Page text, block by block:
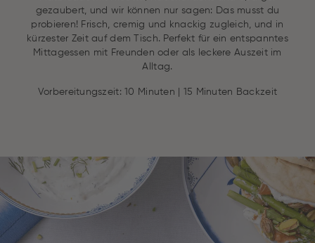
gezaubert, und wir können nur sagen: Das musst du
probieren! Frisch, cremig und knackig zugleich, und in
kürzester Zeit auf dem Tisch. Perfekt für ein entspanntes
Mittagessen mit Freunden oder als leckere Auszeit im
Alltag.
Vorbereitungszeit: 10 Minuten | 15 Minuten Backzeit